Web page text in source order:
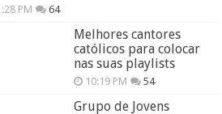
PM 64
Melhores cantores
católicos para colocar
nas suas playlists
10:19 PM 54
Grupo de Jovens